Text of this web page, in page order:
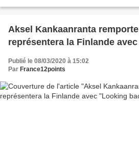
Aksel Kankaanranta
représentera la Finlande
Publié le 08/03/2020 à 15:02
Par France12points